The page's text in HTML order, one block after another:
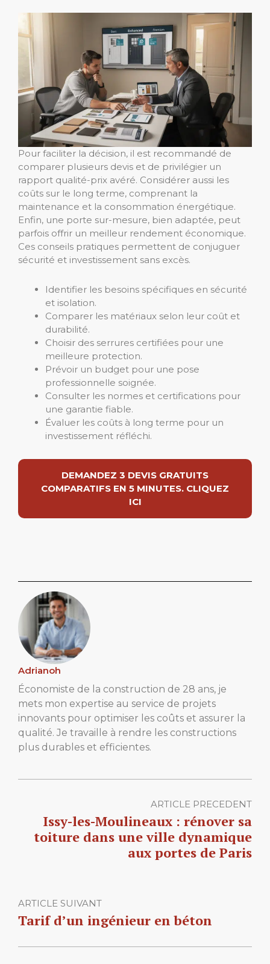
Pour faciliter la décision, il est recommandé de
comparer plusieurs devis et de privilégier un
rapport qualité-prix avéré. Considérer aussi les
coûts sur le long terme, comprenant la
maintenance et la consommation énergétique.
Enfin, une porte sur-mesure, bien adaptée, peut
parfois offrir un meilleur rendement économique.
Ces conseils pratiques permettent de conjuguer
sécurité et investissement sans excès.
Identifier les besoins spécifiques en sécurité
et isolation.
Comparer les matériaux selon leur coût et
durabilité.
Choisir des serrures certifiées pour une
meilleure protection.
Prévoir un budget pour une pose
professionnelle soignée.
Consulter les normes et certifications pour
une garantie fiable.
Évaluer les coûts à long terme pour un
investissement réfléchi.
DEMANDEZ 3 DEVIS GRATUITS
COMPARATIFS EN 5 MINUTES. CLIQUEZ
ICI
Adrianoh
Économiste de la construction de 28 ans, je
mets mon expertise au service de projets
innovants pour optimiser les coûts et assurer la
qualité. Je travaille à rendre les constructions
plus durables et efficientes.
ARTICLE PRECEDENT
Issy-les-Moulineaux : rénover sa
toiture dans une ville dynamique
aux portes de Paris
ARTICLE SUIVANT
Tarif d’un ingénieur en béton